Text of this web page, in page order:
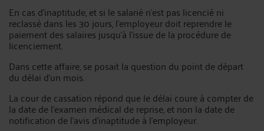
En cas d’inaptitude, et si le salarié n’est pas licencié ni
reclassé dans les 30 jours, l’employeur doit reprendre le
paiement des salaires jusqu’à l’issue de la procédure de
licenciement.
Dans cette affaire, se posait la question du point de départ
du délai d'un mois.
La cour de cassation répond que le délai coure à compter de
la date de l'examen médical de reprise, et non la date de
notification de l'avis d'inaptitude à l'employeur.